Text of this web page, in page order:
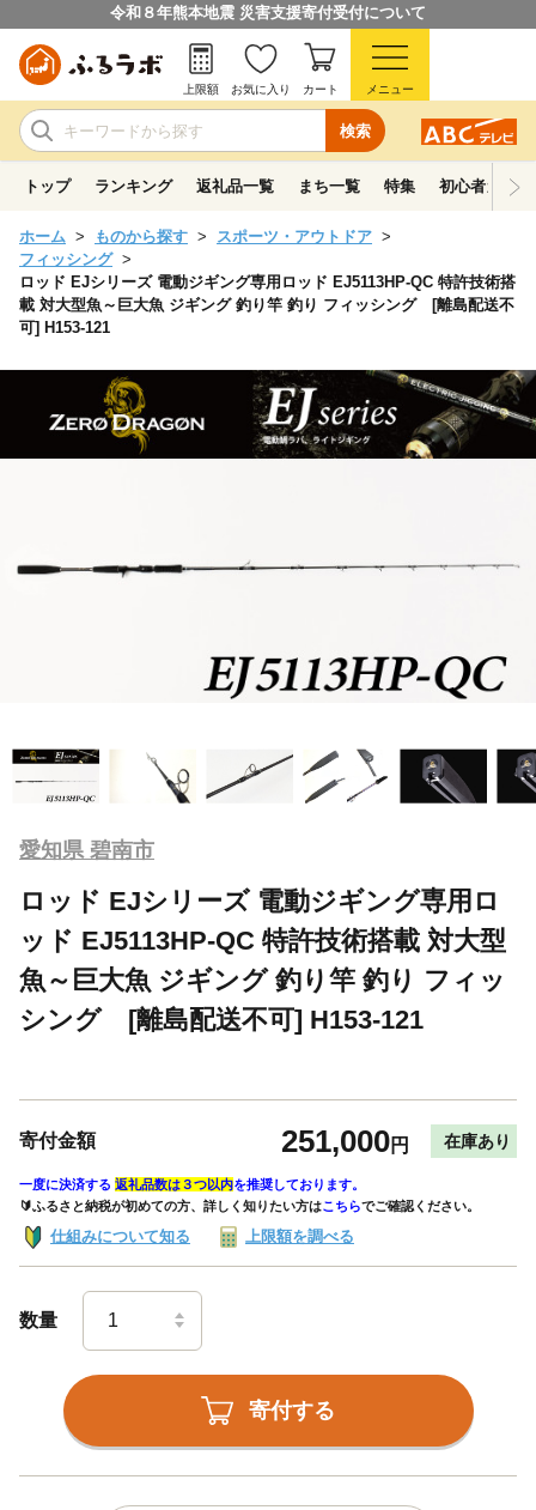
令和８年熊本地震 災害支援寄付受付について
検索
上限額 お気に入り カート メニュー
トップ ランキング 返礼品一覧 まち一覧 特集 初心者ガイド
ホーム ものから探す
スポーツ・アウトドア
フィッシング
ロッド EJシリーズ 電動ジギング専用ロッド EJ5113HP-QC 特許技術搭
載 対大型魚～巨大魚 ジギング 釣り竿 釣り フィッシング [離島配送不
可] H153-121
愛知県 碧南市
ロッド EJシリーズ 電動ジギング専用ロ
ッド EJ5113HP-QC 特許技術搭載 対大型
魚～巨大魚 ジギング 釣り竿 釣り フィッ
シング [離島配送不可] H153-121
寄付金額 251,000円 在庫あり
一度に決済する 返礼品数は３つ以内を推奨しております。
🔰ふるさと納税が初めての方、詳しく知りたい方はこちらでご確認ください。
仕組みについて知る 上限額を調べる
数量
寄付する